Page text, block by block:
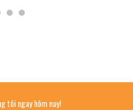
tôi ngay hôm nay!